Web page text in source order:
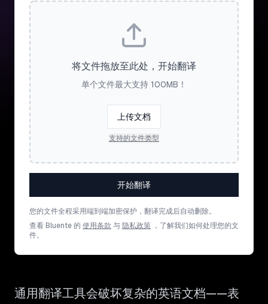
将文件拖放至此处，开始翻译
单个文件最大支持 100MB！
上传文档
支持的文件类型
开始翻译
您的文件全程采用端到端加密保护，翻译完成后自动删除。
查看 Bluente 的 使用条款 与隐私政策 ，了解我们如何处理您的文
件。
通用翻译工具会破坏复杂的英语文档——表